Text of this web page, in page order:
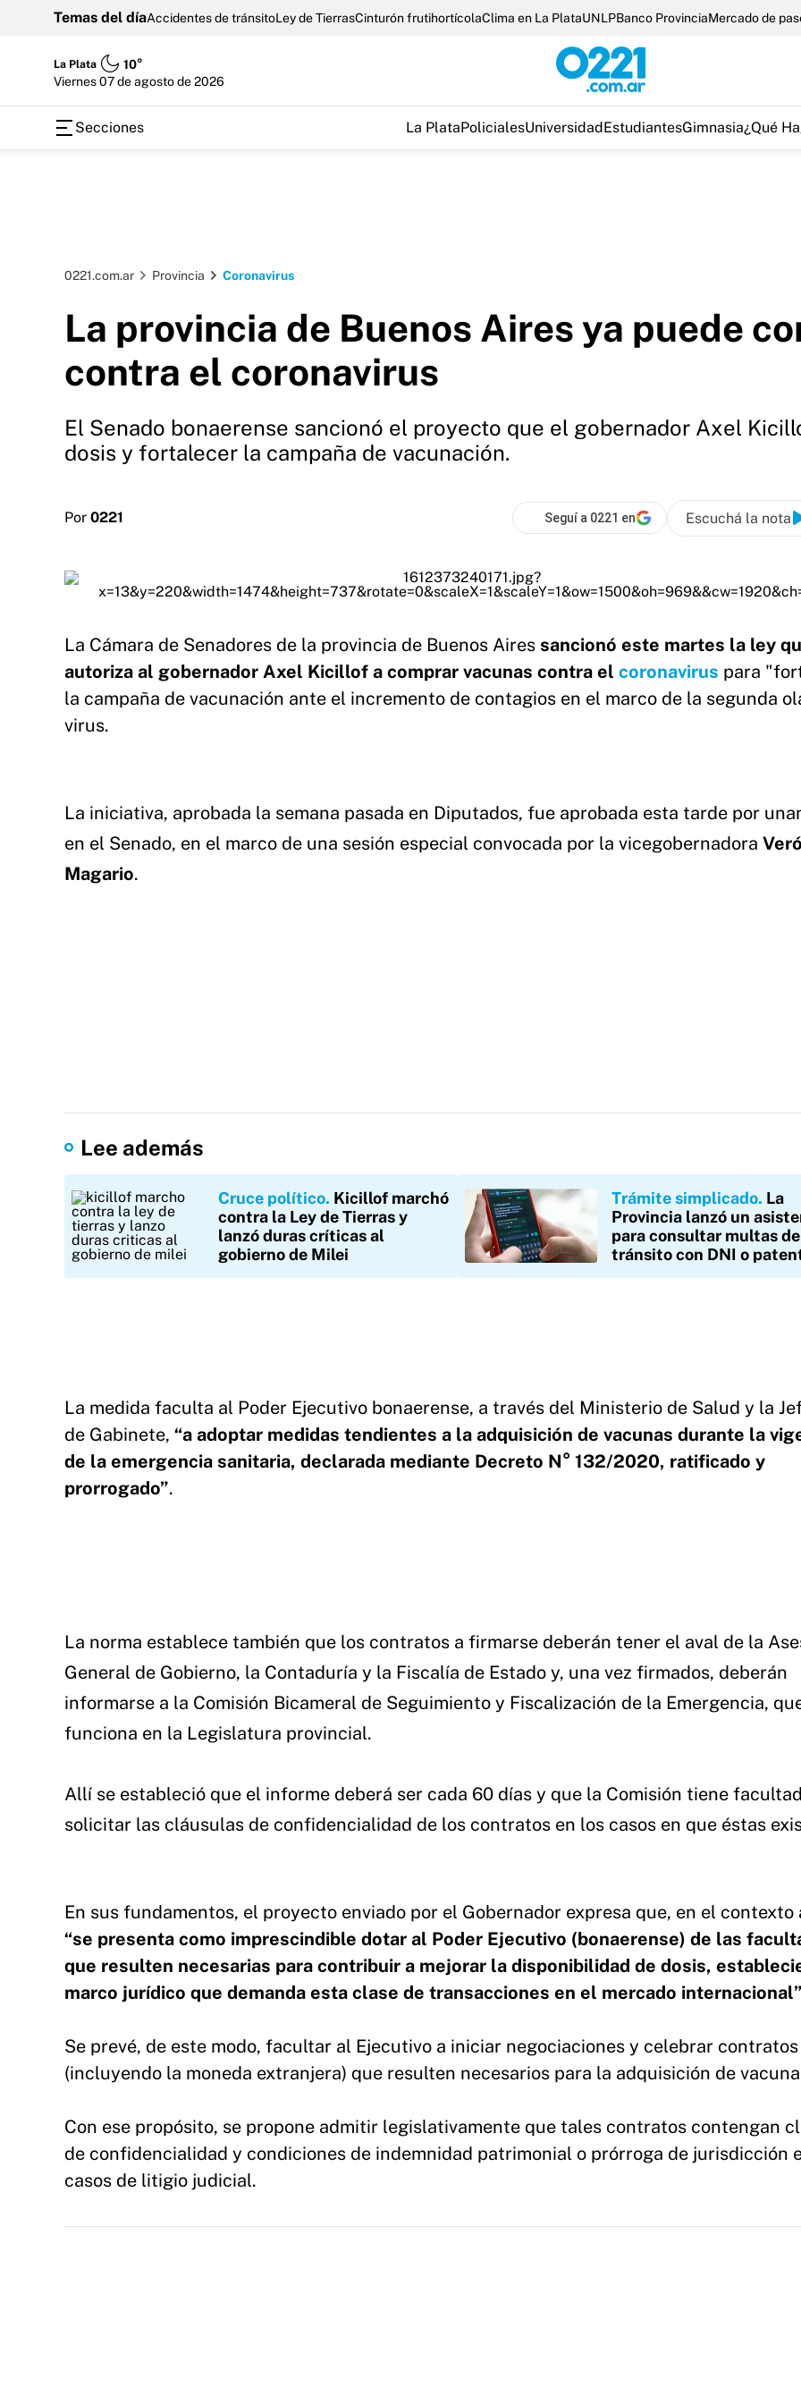
Temas del díaAccidentes de tránsitoLey de TierrasCinturón frutihortícolaClima en La PlataUNLPBanco ProvinciaMercado de
La Plata
10°
viernes 07 de agosto de 2026
Secciones La PlataPolicialesUniversidadEstudiantesGimnasia¿Qué
0221.com.ar Provincia Coronavirus
La provincia de Buenos Aires ya puede
contra el coronavirus
El Senado bonaerense sancionó el proyecto que el gobernador Axel
dosis y fortalecer la campaña de vacunación.
Por 0221 Seguí a 0221 en Escuchá la nota
La Cámara de Senadores de la provincia de Buenos Aires sancionó este martes la ley
autoriza al gobernador Axel Kicillof a comprar vacunas contra el coronavirus para
la campaña de vacunación ante el incremento de contagios en el marco de la segunda
virus.
La iniciativa, aprobada la semana pasada en Diputados, fue aprobada esta tarde por
en el Senado, en el marco de una sesión especial convocada por la vicegobernadora
Magario.
Lee además
Cruce político Kicillof marchó
contra la Ley de Tierras y
lanzó duras críticas al
gobierno de Milei
Trámite simplicado La
Provincia lanzó un
para consultar multas de
tránsito con DNI o
La medida faculta al Poder Ejecutivo bonaerense, a través del Ministerio de Salud y la
de Gabinete, “a adoptar medidas tendientes a la adquisición de vacunas durante la
de la emergencia sanitaria, declarada mediante Decreto N° 132/2020, ratificado y
prorrogado”.
La norma establece también que los contratos a firmarse deberán tener el aval de la
General de Gobierno, la Contaduría y la Fiscalía de Estado y, una vez firmados, deberán
informarse a la Comisión Bicameral de Seguimiento y Fiscalización de la Emergencia,
funciona en la Legislatura provincial.
Allí se estableció que el informe deberá ser cada 60 días y que la Comisión tiene
solicitar las cláusulas de confidencialidad de los contratos en los casos en que éstas
En sus fundamentos, el proyecto enviado por el Gobernador expresa que, en el contexto
“se presenta como imprescindible dotar al Poder Ejecutivo (bonaerense) de las
que resulten necesarias para contribuir a mejorar la disponibilidad de dosis,
marco jurídico que demanda esta clase de transacciones en el mercado internacional”
Se prevé, de este modo, facultar al Ejecutivo a iniciar negociaciones y celebrar contratos
(incluyendo la moneda extranjera) que resulten necesarios para la adquisición de
Con ese propósito, se propone admitir legislativamente que tales contratos contengan
de confidencialidad y condiciones de indemnidad patrimonial o prórroga de jurisdicción
casos de litigio judicial.